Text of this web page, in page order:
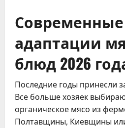
адаптации
блюд 2026
Последние годы принесли
Все больше хозяек
органическое мясо из
Полтавщины, Киевщины